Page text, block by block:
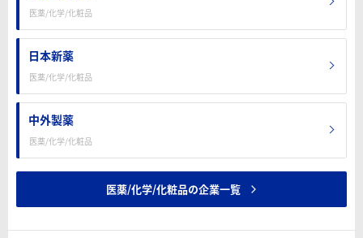
医薬/化学/化粧品
日本新薬
医薬/化学/化粧品
中外製薬
医薬/化学/化粧品
医薬/化学/化粧品の企業一覧